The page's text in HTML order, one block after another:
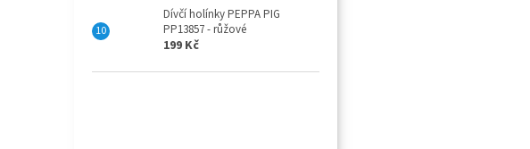
Dívčí holínky PEPPA PIG
PP13857 - růžové
199 Kč